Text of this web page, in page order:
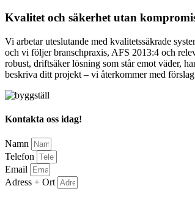
Kvalitet och säkerhet utan
Vi arbetar uteslutande med kvalitetssäkrade
och vi följer branschpraxis, AFS 2013:4 och
robust, driftsäker lösning som står emot väder,
beskriva ditt projekt – vi återkommer med
Kontakta oss idag!
Namn
Telefon
Email
Adress + Ort